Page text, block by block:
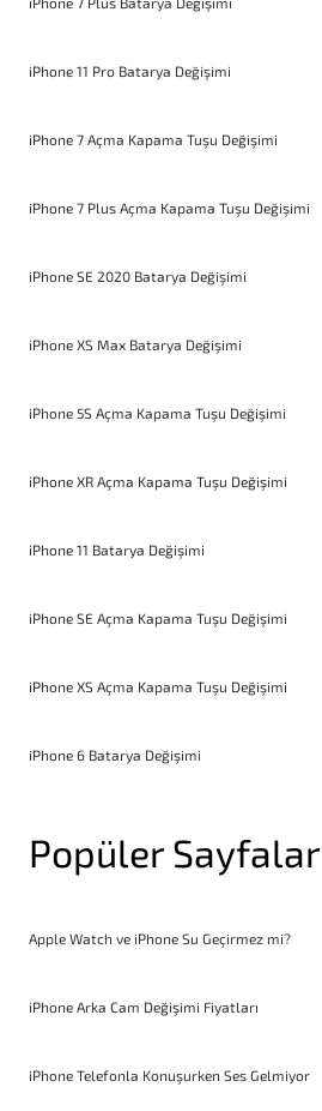
iPhone 11 Pro Batarya Değişimi
iPhone 7 Açma Kapama Tuşu Değişimi
iPhone 7 Plus Açma Kapama Tuşu Değişimi
iPhone SE 2020 Batarya Değişimi
iPhone XS Max Batarya Değişimi
iPhone 5S Açma Kapama Tuşu Değişimi
iPhone XR Açma Kapama Tuşu Değişimi
iPhone 11 Batarya Değişimi
iPhone SE Açma Kapama Tuşu Değişimi
iPhone XS Açma Kapama Tuşu Değişimi
iPhone 6 Batarya Değişimi
Popüler Sayfalar
Apple Watch ve iPhone Su Geçirmez mi?
iPhone Arka Cam Değişimi Fiyatları
iPhone Telefonla Konuşurken Ses Gelmiyor